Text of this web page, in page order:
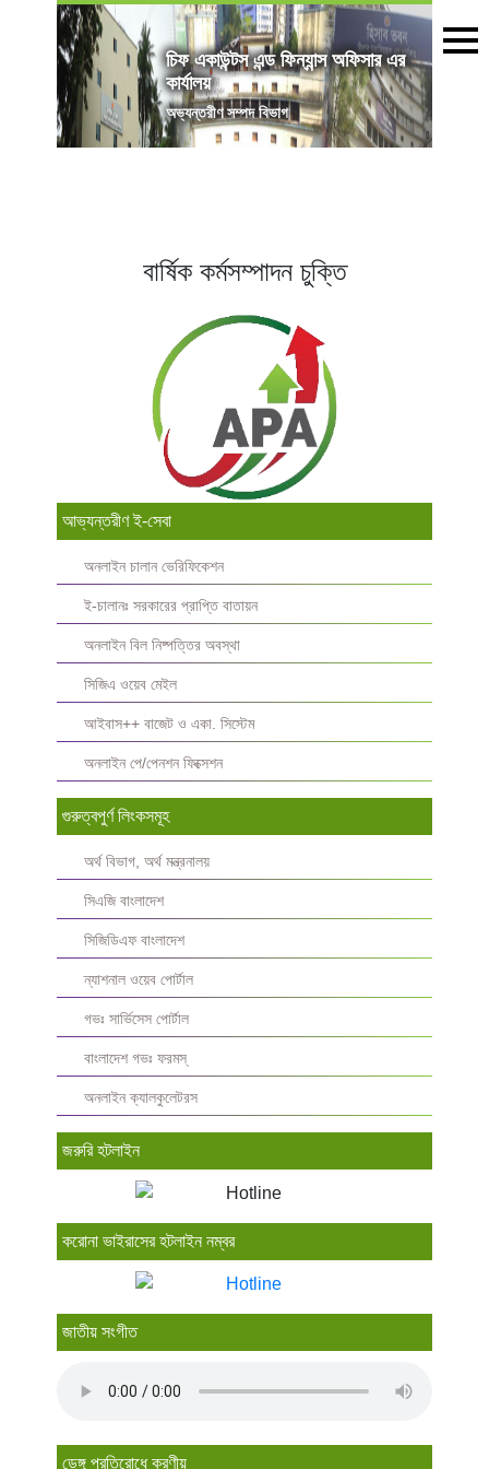
চিফ একাউন্টস এন্ড ফিন্যান্স অফিসার এর
কার্যালয়
অভ্যন্তরীণ সম্পদ বিভাগ
বার্ষিক কর্মসম্পাদন চুক্তি
আভ্যন্তরীণ ই-সেবা
অনলাইন চালান ভেরিফিকেশন
ই-চালানঃ সরকারের প্রাপ্তি বাতায়ন
অনলাইন বিল নিষ্পত্তির অবস্থা
সিজিএ ওয়েব মেইল
আইবাস++ বাজেট ও একা. সিস্টেম
অনলাইন পে/পেনশন ফিক্সেশন
গুরুত্বপুর্ণ লিংকসমূহ
অর্থ বিভাগ, অর্থ মন্ত্রনালয়
সিএজি বাংলাদেশ
সিজিডিএফ বাংলাদেশ
ন্যাশনাল ওয়েব পোর্টাল
গভঃ সার্ভিসেস পোর্টাল
বাংলাদেশ গভঃ ফরমস্‌
অনলাইন ক্যালকুলেটরস
জরুরি হটলাইন
করোনা ভাইরাসের হটলাইন নম্বর
জাতীয় সংগীত
ডেঙ্গু প্রতিরোধে করণীয়